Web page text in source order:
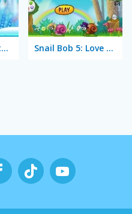
Snail Bob 6: Winter Story Snail Bob 5: Love Story